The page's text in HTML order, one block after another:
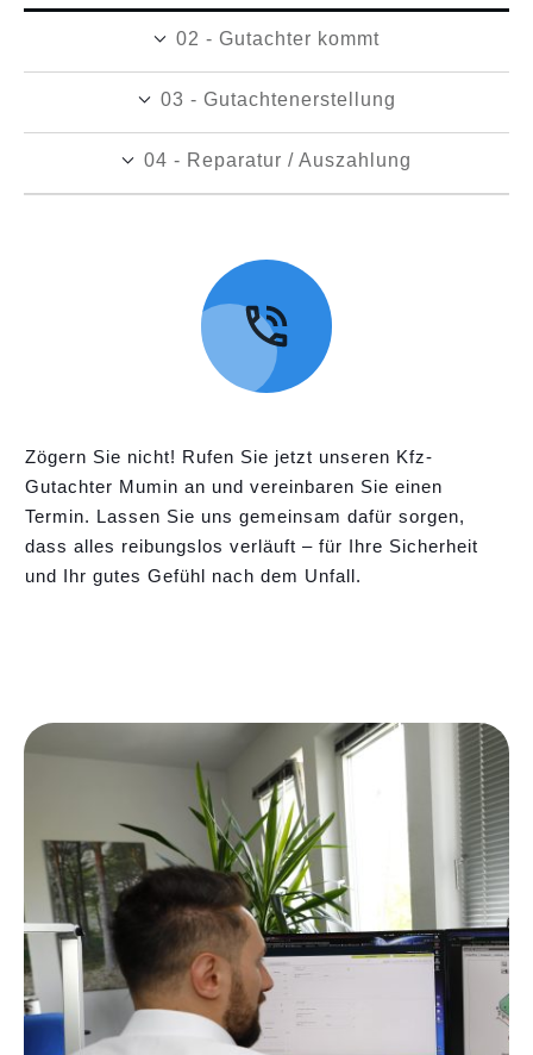
02 - Gutachter kommt
03 - Gutachtenerstellung
04 - Reparatur / Auszahlung
Zögern Sie nicht! Rufen Sie jetzt unseren Kfz-
Gutachter Mumin an und vereinbaren Sie einen
Termin. Lassen Sie uns gemeinsam dafür sorgen,
dass alles reibungslos verläuft – für Ihre Sicherheit
und Ihr gutes Gefühl nach dem Unfall.